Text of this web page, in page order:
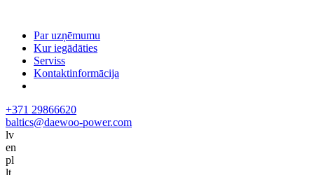
Par uzņēmumu
Kur iegādāties
Serviss
Kontaktinformācija
+371 29866620
baltics@daewoo-power.com
lv
en
pl
lt